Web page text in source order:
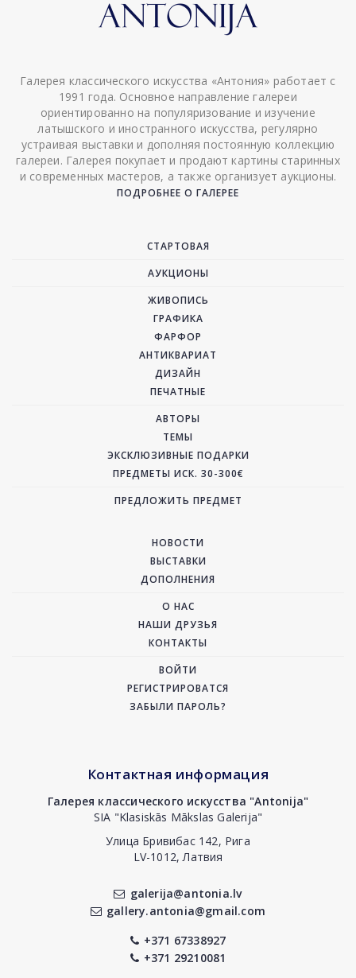
Галерея классического искусства «Антония» работает с
1991 года. Основное направление галереи
ориентированно на популяризование и изучение
латышского и иностранного искусства, регулярно
устраивая выставки и дополняя постоянную коллекцию
галереи. Галерея покупает и продают картины старинных
и современных мастеров, а также организует аукционы.
ПОДРОБНЕЕ О ГАЛЕРЕЕ
СТАРТОВАЯ
АУКЦИОНЫ
ЖИВОПИСЬ
ГРАФИКА
ФАРФОР
АНТИКВАРИАТ
ДИЗАЙН
ПЕЧАТНЫЕ
АВТОРЫ
ТЕМЫ
ЭКСКЛЮЗИВНЫЕ ПОДАРКИ
ПРЕДМЕТЫ ИСК. 30-300€
ПРЕДЛОЖИТЬ ПРЕДМЕТ
НОВОСТИ
ВЫСТАВКИ
ДОПОЛНЕНИЯ
О НАС
НАШИ ДРУЗЬЯ
КОНТАКТЫ
ВОЙТИ
РЕГИСТРИРОВАТСЯ
ЗАБЫЛИ ПАРОЛЬ?
Контактная информация
Галерея классического искусства "Antonija"
SIA "Klasiskās Mākslas Galerija"
Улица Бривибас 142, Рига
LV-1012, Латвия
galerija@antonia.lv
gallery.antonia@gmail.com
+371 67338927
+371 29210081